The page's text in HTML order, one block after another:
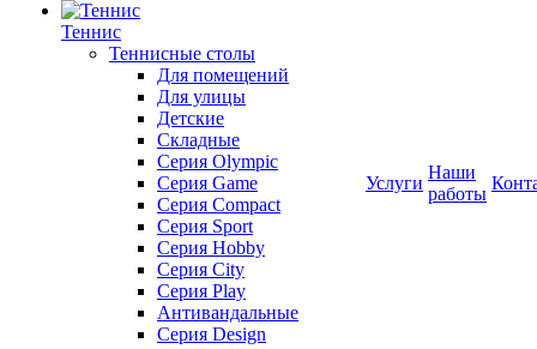
Теннис
Теннисные столы
Для помещений
Для улицы
Детские
Складные
Серия Olympic
Серия Game
Серия Compact
Серия Sport
Серия Hobby
Серия City
Серия Play
Антивандальные
Серия Design
Услуги
Наши
работы